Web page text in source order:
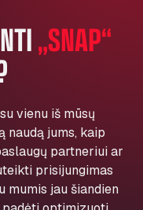
„SNAP“
vienu iš mūsų
naudą jums, kaip
partneriui ar
prisijungimas
mumis jau šiandien